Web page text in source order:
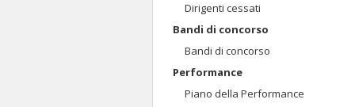
Dirigenti cessati
Bandi di concorso
Bandi di concorso
Performance
Piano della Performance